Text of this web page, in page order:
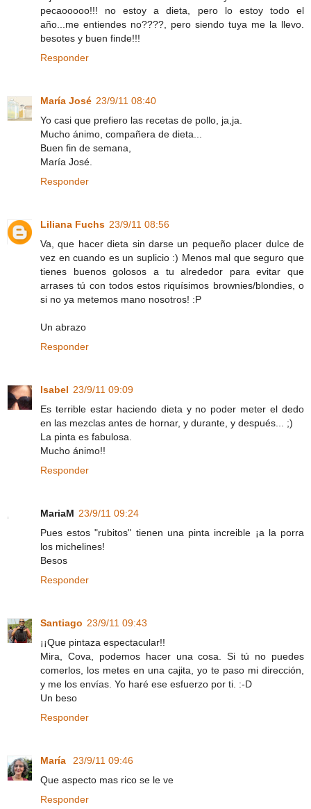
pecaooooo!!! no estoy a dieta, pero lo estoy todo el
año...me entiendes no????, pero siendo tuya me la llevo.
besotes y buen finde!!!
Responder
María José 23/9/11 08:40
Yo casi que prefiero las recetas de pollo, ja,ja.
Mucho ánimo, compañera de dieta...
Buen fin de semana,
María José.
Responder
Liliana Fuchs 23/9/11 08:56
Va, que hacer dieta sin darse un pequeño placer dulce de
vez en cuando es un suplicio :) Menos mal que seguro que
tienes buenos golosos a tu alrededor para evitar que
arrases tú con todos estos riquísimos brownies/blondies, o
si no ya metemos mano nosotros! :P
Un abrazo
Responder
Isabel 23/9/11 09:09
Es terrible estar haciendo dieta y no poder meter el dedo
en las mezclas antes de hornar, y durante, y después... ;)
La pinta es fabulosa.
Mucho ánimo!!
Responder
MariaM 23/9/11 09:24
Pues estos "rubitos" tienen una pinta increible ¡a la porra
los michelines!
Besos
Responder
Santiago 23/9/11 09:43
¡¡Que pintaza espectacular!!
Mira, Cova, podemos hacer una cosa. Si tú no puedes
comerlos, los metes en una cajita, yo te paso mi dirección,
y me los envías. Yo haré ese esfuerzo por ti. :-D
Un beso
Responder
María
23/9/11 09:46
Que aspecto mas rico se le ve
Responder